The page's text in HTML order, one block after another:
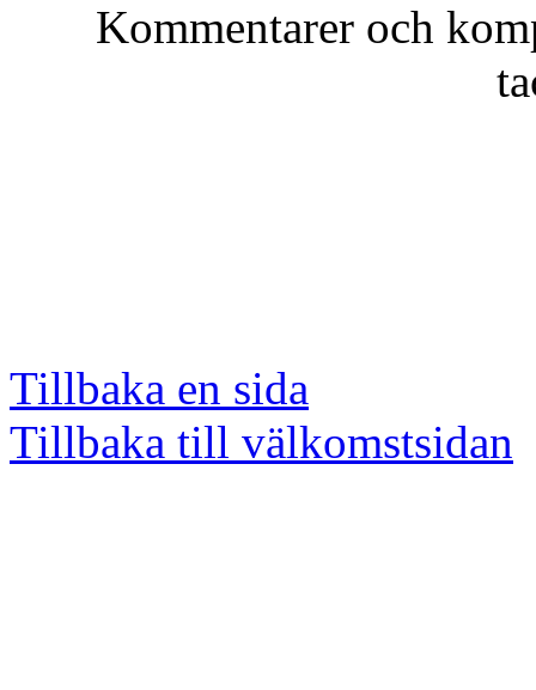
Kommentarer och
Tillbaka en sida
Tillbaka till välkomstsidan